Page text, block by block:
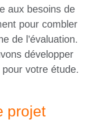
aux besoins de
pour combler
de l’évaluation.
développer
votre étude.
projet